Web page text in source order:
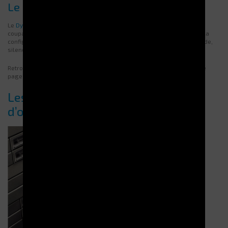
Le DynaBox
Le DynaBox
coupants variés. Ses compartiments personnalisables s’adaptent à la
configuration de chaque atelier. Ce distributeur garantit un accès fluide,
silencieux et sécurisé, essentiel en environnement à forte cadence.
Retrouvez tous ces distributeurs d’outils coupants en détail sur notre
page dédiée aux
Les bénéfices d’un distributeur
d’outils coupants sécurisé